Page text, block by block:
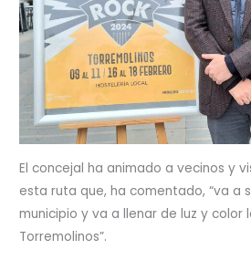
El concejal ha animado a vecinos y
esta ruta que, ha comentado, “va a
municipio y va a llenar de luz y color
Torremolinos”.